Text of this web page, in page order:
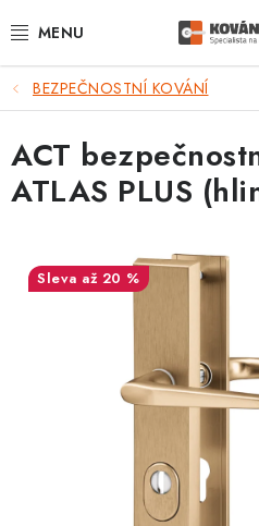
na
VÝPRODEJ - TOP AKCE
BLOG
UŽITEČNÉ RADY
VRÁCENÍ ZBOŽÍ
KLIKY S LOŽISKEM
BEZPEČNOSTNÍ KOVÁNÍ
ACT
ATLAS PLUS
až 20 %